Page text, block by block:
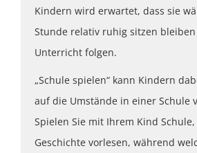
Kindern wird erwartet, dass sie
Stunde relativ ruhig sitzen
Unterricht folgen.
„Schule spielen“ kann Kindern
auf die Umstände in einer Schule
Spielen Sie mit Ihrem Kind
Geschichte vorlesen, während